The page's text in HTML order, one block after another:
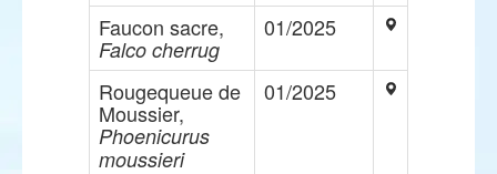
Faucon sacre,
Falco cherrug
01/2025
Rougequeue de
Moussier,
Phoenicurus
moussieri
01/2025